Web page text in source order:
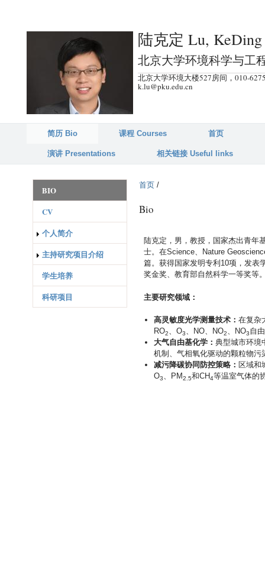
到
页
陆克定 Lu, KeDing
北京大学环境科学与工
北京大学环境大楼527房间，010-
k.lu@pku.edu.cn
简历 Bio 课程 Courses 首页
演讲 Presentations 相关链接 Useful links
首页 /
Bio
陆克定，男，教授，国家杰出青年
士。在Science、Nature
篇。获得国家发明专利10项，发表
奖金奖、教育部自然科学一等奖等
主要研究领域：
高灵敏度光学测量技术： 在复杂
RO2、O3、NO、NO2、NO3自
大气自由基化学： 典型城市环境
机制、气相氧化驱动的颗粒物污
减污降碳协同防控策略： 区域和
O3、PM2.5和CH4等温室气体的
BIO
CV
个人简介
主持研究项目介绍
学生培养
科研项目